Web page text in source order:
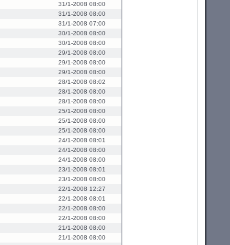
31/1-2008 08:00
31/1-2008 08:00
31/1-2008 07:00
30/1-2008 08:00
30/1-2008 08:00
29/1-2008 08:00
29/1-2008 08:00
29/1-2008 08:00
28/1-2008 08:02
28/1-2008 08:00
28/1-2008 08:00
25/1-2008 08:00
25/1-2008 08:00
25/1-2008 08:00
24/1-2008 08:01
24/1-2008 08:00
24/1-2008 08:00
23/1-2008 08:01
23/1-2008 08:00
22/1-2008 12:27
22/1-2008 08:01
22/1-2008 08:00
22/1-2008 08:00
21/1-2008 08:00
21/1-2008 08:00